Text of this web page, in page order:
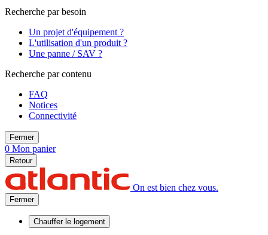
Recherche par besoin
Un projet d'équipement ?
L'utilisation d'un produit ?
Une panne / SAV ?
Recherche par contenu
FAQ
Notices
Connectivité
Fermer
0 Mon panier
Retour
On est bien chez vous.
Fermer
Chauffer le logement